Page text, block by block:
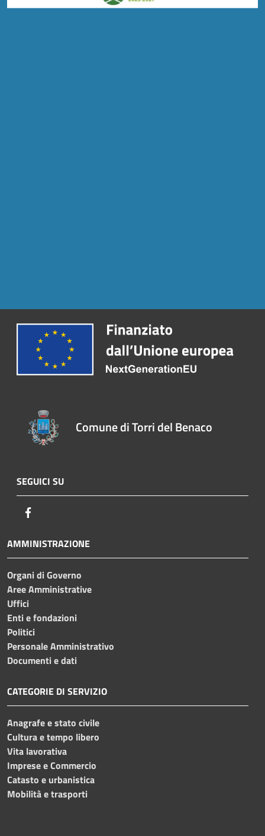
Comune di Torri del Benaco
SEGUICI SU
AMMINISTRAZIONE
Organi di Governo
Aree Amministrative
Uffici
Enti e fondazioni
Politici
Personale Amministrativo
Documenti e dati
CATEGORIE DI SERVIZIO
Anagrafe e stato civile
Cultura e tempo libero
Vita lavorativa
Imprese e Commercio
Catasto e urbanistica
Mobilità e trasporti